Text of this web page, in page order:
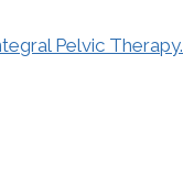
Pelvic Therapy.